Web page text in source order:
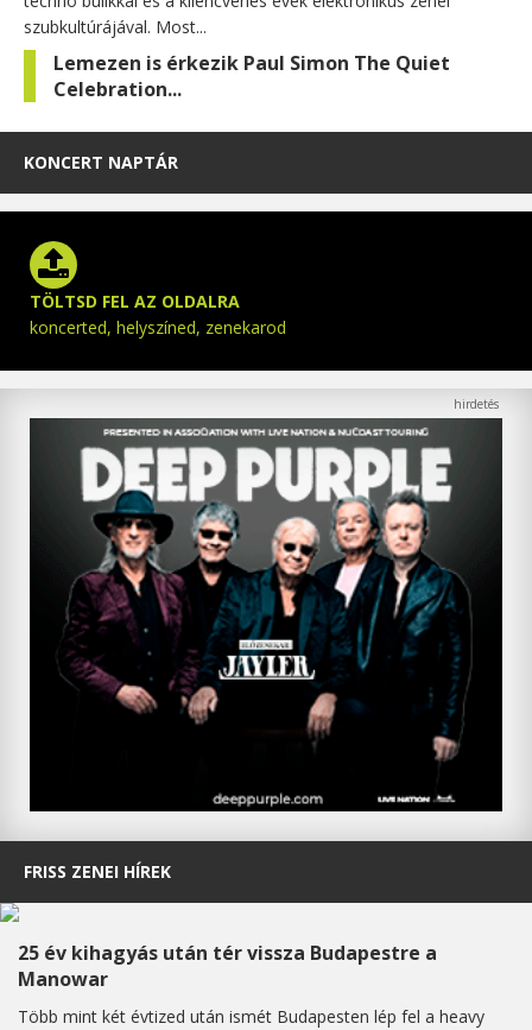
szubkultúrájával. Most...
Lemezen is érkezik Paul Simon The Quiet
Celebration...
KONCERT NAPTÁR
TÖLTSD FEL AZ OLDALRA
koncerted, helyszíned, zenekarod
FRISS ZENEI HÍREK
25 év kihagyás után tér vissza Budapestre a
Manowar
Több mint két évtized után ismét Budapesten lép fel a heavy